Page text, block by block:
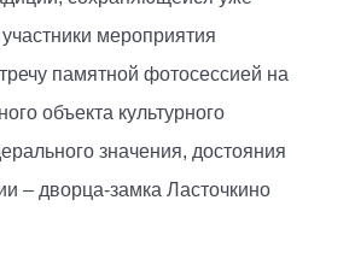
участники мероприятия
памятной фотосессией на
объекта культурного
значения, достояния
– дворца-замка Ласточкино